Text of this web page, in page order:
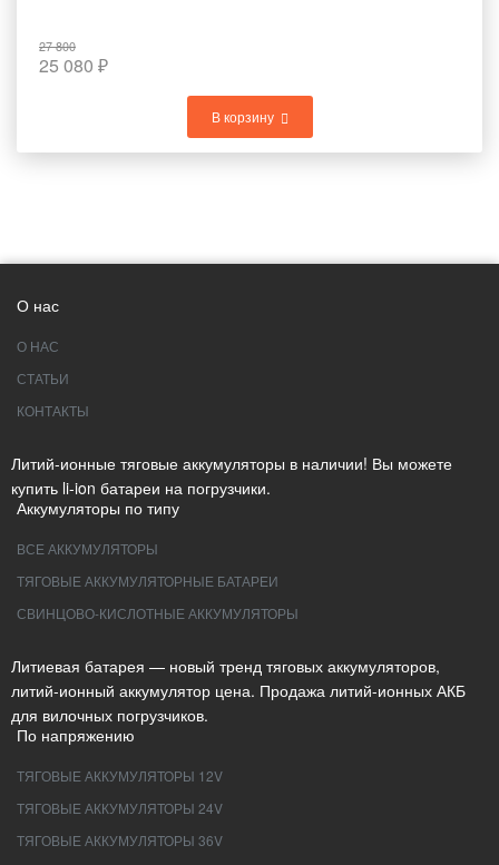
27 800
25 080 ₽
В корзину
О нас
О НАС
СТАТЬИ
КОНТАКТЫ
Литий-ионные тяговые аккумуляторы в наличии! Вы можете
купить li-ion батареи на погрузчики.
Аккумуляторы по типу
ВСЕ АККУМУЛЯТОРЫ
ТЯГОВЫЕ АККУМУЛЯТОРНЫЕ БАТАРЕИ
СВИНЦОВО-КИСЛОТНЫЕ АККУМУЛЯТОРЫ
Литиевая батарея — новый тренд тяговых аккумуляторов,
литий-ионный аккумулятор цена. Продажа литий-ионных АКБ
для вилочных погрузчиков.
По напряжению
ТЯГОВЫЕ АККУМУЛЯТОРЫ 12V
ТЯГОВЫЕ АККУМУЛЯТОРЫ 24V
ТЯГОВЫЕ АККУМУЛЯТОРЫ 36V